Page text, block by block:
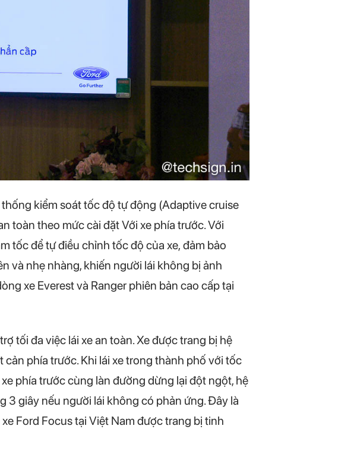
kiểm soát tốc độ tự động (Adaptive cruise
toàn theo mức cài đặt Với xe phía trước. Với
tốc để tự điều chỉnh tốc độ của xe, đảm bảo
và nhẹ nhàng, khiến người lái không bị ảnh
xe Everest và Ranger phiên bản cao cấp tại
tối đa việc lái xe an toàn. Xe được trang bị hệ
phía trước. Khi lái xe trong thành phố với tốc
phía trước cùng làn đường dừng lại đột ngột, hệ
3 giây nếu người lái không có phản ứng. Đây là
Ford Focus tại Việt Nam được trang bị tinh